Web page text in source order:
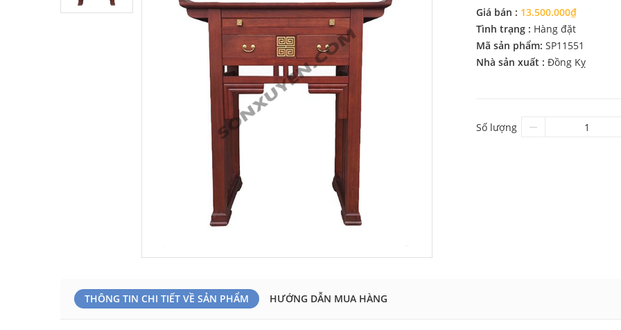
Giá bán : 13.500.000₫
Tình trạng : Hàng đặt
Mã sản phẩm: SP11551
Nhà sản xuất : Đồng Kỵ
Số lượng
THÔNG TIN CHI TIẾT VỀ SẢN PHẨM HƯỚNG DẪN MUA HÀNG